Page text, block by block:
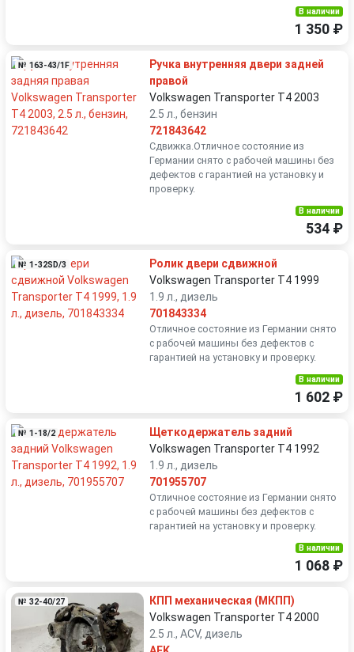
В наличии
1 350 ₽
№ 163-43/1F
Ручка внутренняя двери задней
правой
Volkswagen Transporter T4 2003
2.5 л., бензин
721843642
Сдвижка.Отличное состояние из
Германии снято с рабочей машины без
дефектов с гарантией на установку и
проверку.
В наличии
534 ₽
№ 1-32SD/3
Ролик двери сдвижной
Volkswagen Transporter T4 1999
1.9 л., дизель
701843334
Отличное состояние из Германии снято
с рабочей машины без дефектов с
гарантией на установку и проверку.
В наличии
1 602 ₽
№ 1-18/2
Щеткодержатель задний
Volkswagen Transporter T4 1992
1.9 л., дизель
701955707
Отличное состояние из Германии снято
с рабочей машины без дефектов с
гарантией на установку и проверку.
В наличии
1 068 ₽
№ 32-40/27
КПП механическая (МКПП)
Volkswagen Transporter T4 2000
2.5 л., ACV, дизель